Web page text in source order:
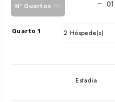
Nº Quartos
Quarto 1 2 Hóspede(s)
Estadia